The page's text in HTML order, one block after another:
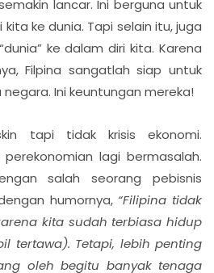
lancar. Ini berguna untuk
ke dunia. Tapi selain itu, juga
ke dalam diri kita. Karena
Filpina sangatlah siap untuk
Ini keuntungan mereka!
tapi tidak krisis ekonomi.
lagi bermasalah.
salah seorang pebisnis
humornya, “Filipina tidak
kita sudah terbiasa hidup
tertawa). Tetapi, lebih penting
oleh begitu banyak tenaga